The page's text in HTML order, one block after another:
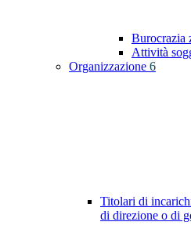
Burocrazia
Attività
Organizzazione 6
Titolari di
di direzione o di